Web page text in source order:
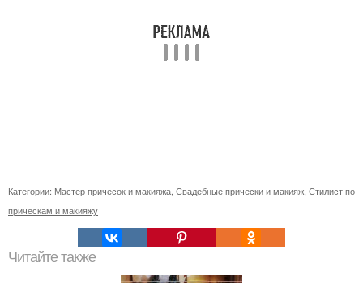
Категории: Мастер причесок и макияжа Свадебные прически и макияж Стилист по
прическам и макияжу
Читайте также